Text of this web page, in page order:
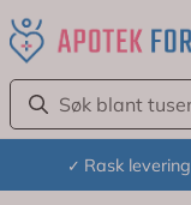
Hopp til innhold
✓ Rask levering